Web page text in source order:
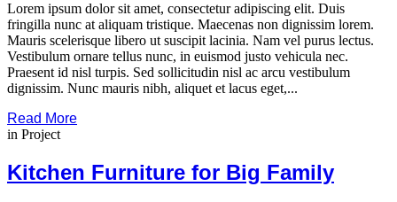
Lorem ipsum dolor sit amet, consectetur adipiscing elit. Duis
fringilla nunc at aliquam tristique. Maecenas non dignissim lorem.
Mauris scelerisque libero ut suscipit lacinia. Nam vel purus lectus.
Vestibulum ornare tellus nunc, in euismod justo vehicula nec.
Praesent id nisl turpis. Sed sollicitudin nisl ac arcu vestibulum
dignissim. Nunc mauris nibh, aliquet et lacus eget,...
Read More
in Project
Kitchen Furniture for Big Family